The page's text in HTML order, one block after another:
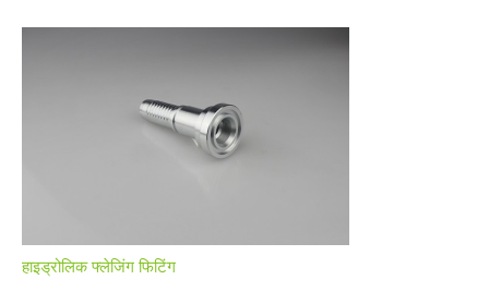
हाइड्रोलिक फ्लेजिंग फिटिंग